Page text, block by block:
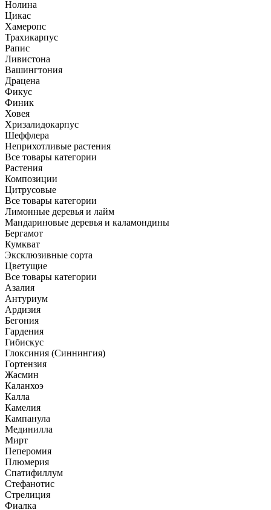
Нолина
Цикас
Хамеропс
Трахикарпус
Рапис
Ливистона
Вашингтония
Драцена
Фикус
Финик
Ховея
Хризалидокарпус
Шеффлера
Неприхотливые растения
Все товары категории
Растения
Композиции
Цитрусовые
Все товары категории
Лимонные деревья и лайм
Мандариновые деревья и каламондины
Бергамот
Кумкват
Эксклюзивные сорта
Цветущие
Все товары категории
Азалия
Антуриум
Ардизия
Бегония
Гардения
Гибискус
Глоксиния (Синнингия)
Гортензия
Жасмин
Каланхоэ
Калла
Камелия
Кампанула
Мединилла
Мирт
Пеперомия
Плюмерия
Спатифиллум
Стефанотис
Стрелиция
Фиалка